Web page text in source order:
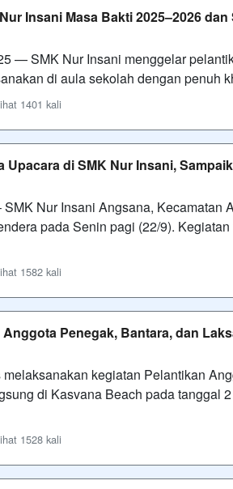
Insani Masa Bakti 2025–2026 dan
— SMK Nur Insani menggelar
di aula sekolah dengan penuh
1401 kali
di SMK Nur Insani,
Nur Insani Angsana, Kecamatan
pada Senin pagi (22/9).
1582 kali
Penegak, Bantara, dan
kegiatan Pelantikan
di Kasvana Beach pada tanggal
1528 kali